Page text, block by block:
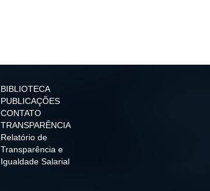
BIBLIOTECA
PUBLICAÇÕES
CONTATO
TRANSPARÊNCIA
Relatório de
Transparência e
Igualdade Salarial